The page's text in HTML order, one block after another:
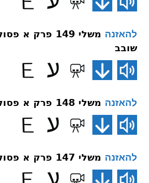
להאזנה
משלי 149 פרק
שובב
להאזנה משלי 148 פרק א פסוק לא שובע
להאזנה משלי 147 פרק א פסוק לא פרי